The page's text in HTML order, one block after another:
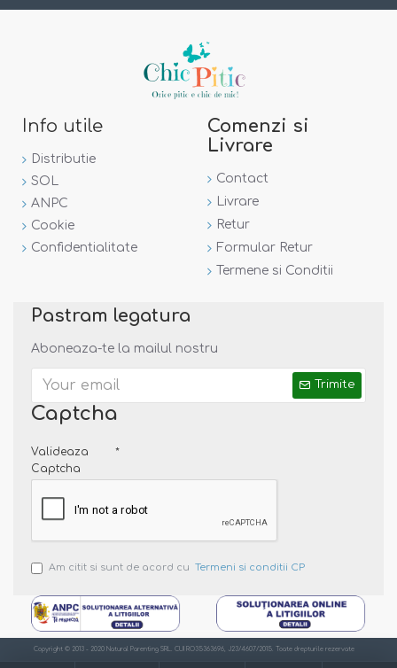
Info utile
Distributie
SOL
ANPC
Cookie
Confidentialitate
Comenzi si
Livrare
Contact
Livrare
Retur
Formular Retur
Termene si Conditii
Pastram legatura
Aboneaza-te la mailul nostru
Trimite
Captcha
Valideaza
Captcha
Am citit si sunt de acord cu Termeni si conditii CP
Copyright © 2013 - 2020 Natural Parenting SRL. CUI RO35363696, J23/4607/2015. Toate drepturile rezervate